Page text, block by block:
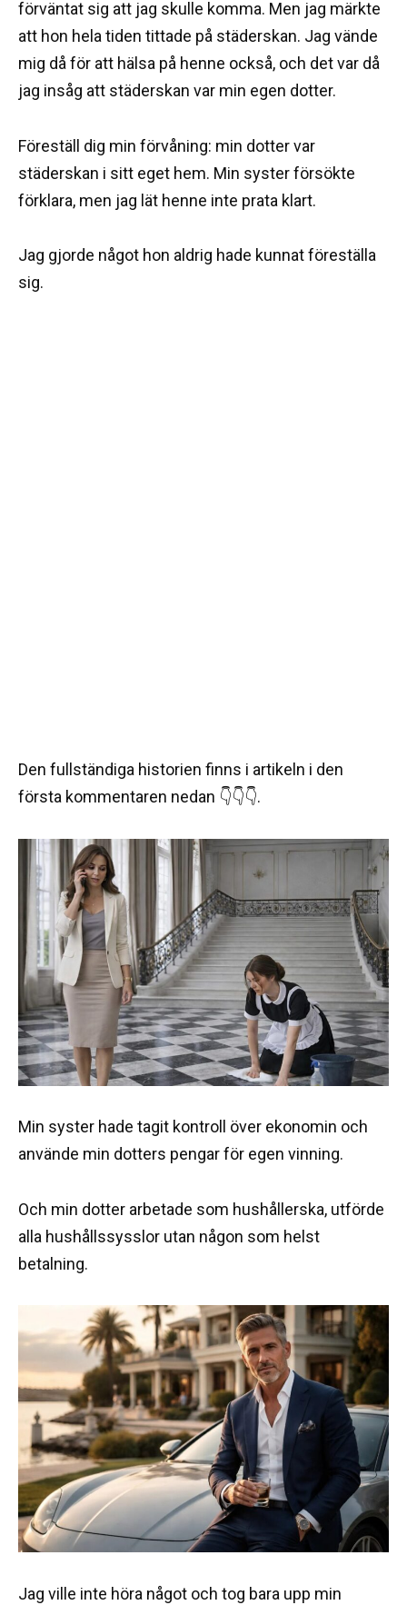
förväntat sig att jag skulle komma. Men jag märkte
att hon hela tiden tittade på städerskan. Jag vände
mig då för att hälsa på henne också, och det var då
jag insåg att städerskan var min egen dotter.
Föreställ dig min förvåning: min dotter var
städerskan i sitt eget hem. Min syster försökte
förklara, men jag lät henne inte prata klart.
Jag gjorde något hon aldrig hade kunnat föreställa
sig.
Den fullständiga historien finns i artikeln i den
första kommentaren nedan 👇👇👇.
Min syster hade tagit kontroll över ekonomin och
använde min dotters pengar för egen vinning.
Och min dotter arbetade som hushållerska, utförde
alla hushållssysslor utan någon som helst
betalning.
Jag ville inte höra något och tog bara upp min